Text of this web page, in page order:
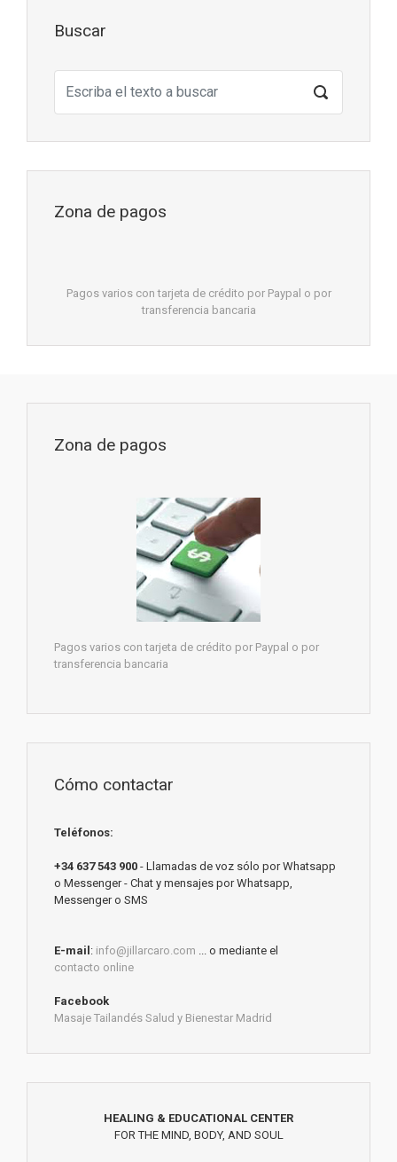
Buscar
Zona de pagos
Pagos varios con tarjeta de crédito por Paypal o por
transferencia bancaria
Zona de pagos
Pagos varios con tarjeta de crédito por Paypal o por
transferencia bancaria
Cómo contactar
Teléfonos:
+34 637 543 900 - Llamadas de voz sólo por Whatsapp
o Messenger - Chat y mensajes por Whatsapp,
Messenger o SMS
E-mail : info@jillarcaro.com ... o mediante el
contacto online
Facebook
Masaje Tailandés Salud y Bienestar Madrid
HEALING & EDUCATIONAL CENTER
FOR THE MIND, BODY, AND SOUL